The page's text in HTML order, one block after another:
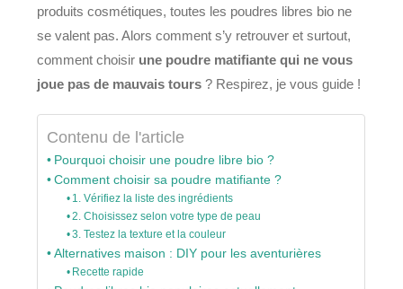
produits cosmétiques, toutes les poudres libres bio ne
se valent pas. Alors comment s’y retrouver et surtout,
comment choisir une poudre matifiante qui ne vous
joue pas de mauvais tours ? Respirez, je vous guide !
Contenu de l'article
Pourquoi choisir une poudre libre bio ?
Comment choisir sa poudre matifiante ?
1. Vérifiez la liste des ingrédients
2. Choisissez selon votre type de peau
3. Testez la texture et la couleur
Alternatives maison : DIY pour les aventurières
Recette rapide